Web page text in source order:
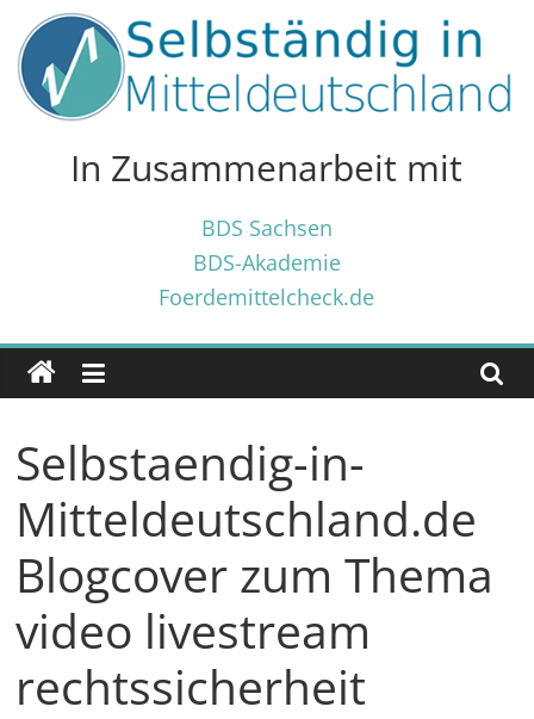
Inhalt
springen
Selbständig
Mitteldeutschland
Tricks
✓
für
und
Gründer
✓
in
und
außerhalb
Mitteldeutschlands
In Zusammenarbeit mit
BDS Sachsen
BDS-Akademie
Foerdemittelcheck.de
Selbstaendig-in-
Mitteldeutschland.de
Blogcover zum Thema
video livestream
rechtssicherheit